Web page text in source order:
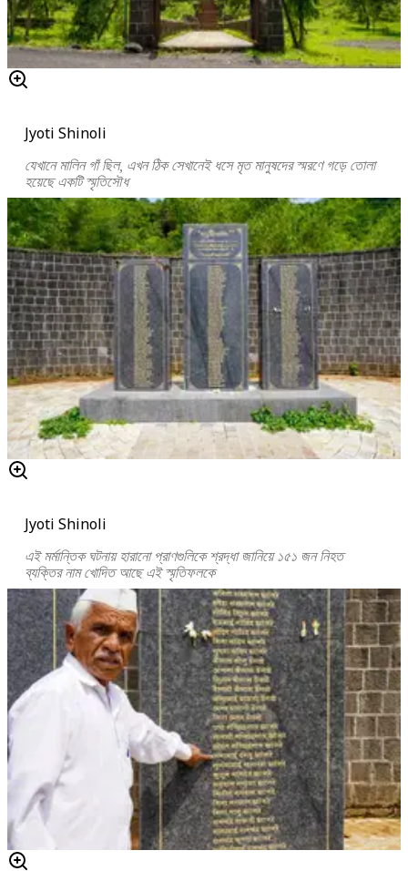
Jyoti Shinoli
যেখানে মালিন গাঁ ছিল, এখন ঠিক সেখানেই ধসে মৃত মানুষদের স্মরণে গড়ে তোলা
হয়েছে একটি স্মৃতিসৌধ
Jyoti Shinoli
এই মর্মান্তিক ঘটনায় হারানো প্রাণগুলিকে শ্রদ্ধা জানিয়ে ১৫১ জন নিহত
ব্যক্তির নাম খোদিত আছে এই স্মৃতিফলকে